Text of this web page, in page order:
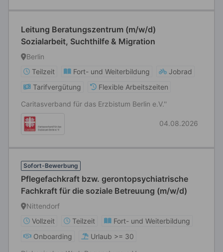
Leitung Beratungszentrum (m/w/d)
Sozialarbeit, Suchthilfe & Migration
Berlin
Teilzeit
Fort- und Weiterbildung
Jobrad
Tarifvergütung
Flexible Arbeitszeiten
Caritasverband für das Erzbistum Berlin e.V.''
04.08.2026
Sofort-Bewerbung
Pflegefachkraft bzw. gerontopsychiatrische
Fachkraft für die soziale Betreuung (m/w/d)
Nittendorf
Vollzeit
Teilzeit
Fort- und Weiterbildung
Onboarding
Urlaub >= 30